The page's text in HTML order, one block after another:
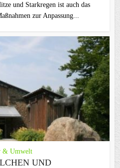
und Starkregen ist auch das
zur Anpassung...
& Umwelt
UND